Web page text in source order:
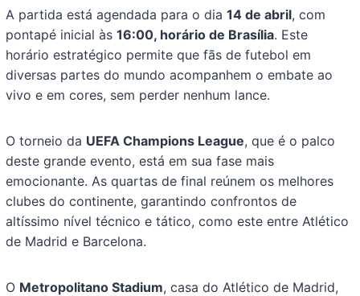
A partida está agendada para o dia14 de abril, com
pontapé inicial às16:00, horário de Brasília. Este
horário estratégico permite que fãs de futebol em
diversas partes do mundo acompanhem o embate ao
vivo e em cores, sem perder nenhum lance.
O torneio da UEFA Champions League, que é o palco
deste grande evento, está em sua fase mais
emocionante. As quartas de final reúnem os melhores
clubes do continente, garantindo confrontos de
altíssimo nível técnico e tático, como este entre Atlético
de Madrid e Barcelona.
O Metropolitano Stadium, casa do Atlético de Madrid,